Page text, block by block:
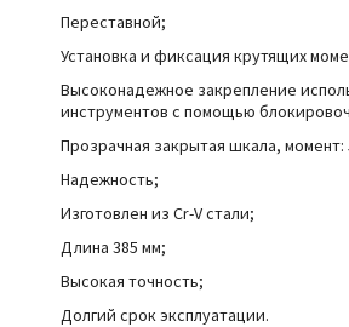
Переставной;
Установка и фиксация крутящих
Высоконадежное закрепление
инструментов с помощью
Прозрачная закрытая шкала, момент:
Надежность;
Изготовлен из Cr-V стали;
Длина 385 мм;
Высокая точность;
Долгий срок эксплуатации.